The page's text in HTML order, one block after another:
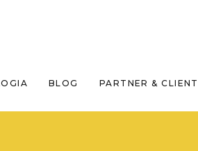
BLOG PARTNER &